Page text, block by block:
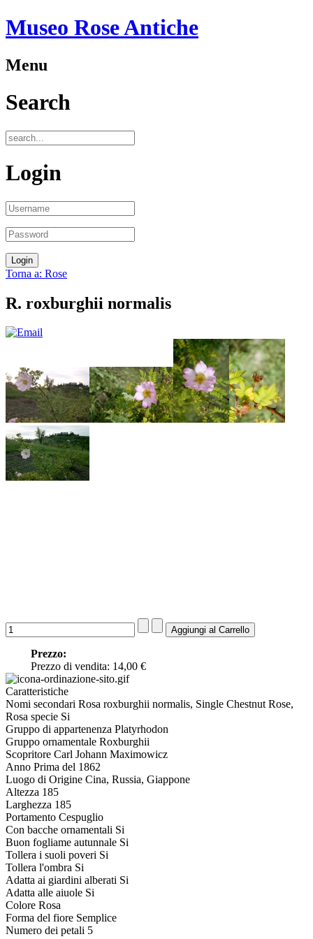
Museo Rose Antiche
Menu
Search
Login
Torna a: Rose
R. roxburghii normalis
Prezzo:
Prezzo di vendita: 14,00 €
Caratteristiche
Nomi secondari Rosa roxburghii normalis, Single Chestnut Rose,
Rosa specie Si
Gruppo di appartenenza Platyrhodon
Gruppo ornamentale Roxburghii
Scopritore Carl Johann Maximowicz
Anno Prima del 1862
Luogo di Origine Cina, Russia, Giappone
Altezza 185
Larghezza 185
Portamento Cespuglio
Con bacche ornamentali Si
Buon fogliame autunnale Si
Tollera i suoli poveri Si
Tollera l'ombra Si
Adatta ai giardini alberati Si
Adatta alle aiuole Si
Colore Rosa
Forma del fiore Semplice
Numero dei petali 5